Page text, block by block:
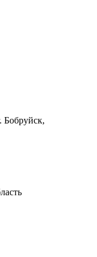
Бобруйск,